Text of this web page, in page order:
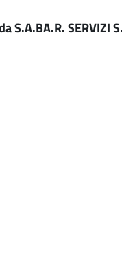
S.A.BA.R. SERVIZI